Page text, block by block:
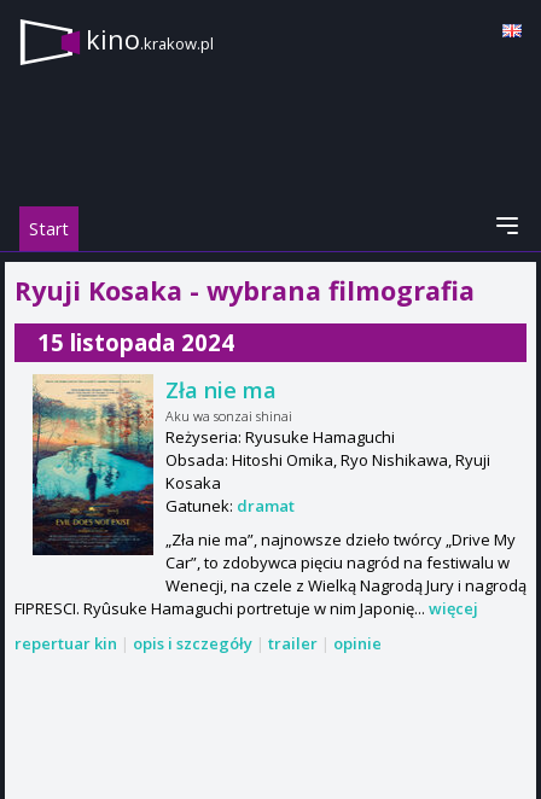
kino.krakow.pl
Start
Ryuji Kosaka - wybrana filmografia
15 listopada 2024
Zła nie ma
Aku wa sonzai shinai
Reżyseria: Ryusuke Hamaguchi
Obsada: Hitoshi Omika, Ryo Nishikawa, Ryuji
Kosaka
Gatunek: dramat
„Zła nie ma”, najnowsze dzieło twórcy „Drive My
Car”, to zdobywca pięciu nagród na festiwalu w
Wenecji, na czele z Wielką Nagrodą Jury i nagrodą
FIPRESCI. Ryûsuke Hamaguchi portretuje w nim Japonię... więcej
repertuar kin | opis i szczegóły | trailer | opinie